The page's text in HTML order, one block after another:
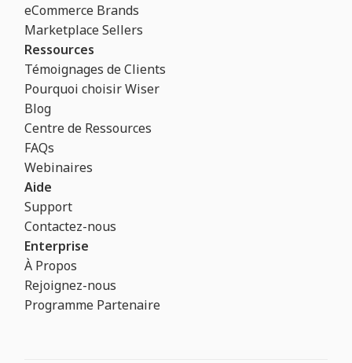
eCommerce Brands
Marketplace Sellers
Ressources
Témoignages de Clients
Pourquoi choisir Wiser
Blog
Centre de Ressources
FAQs
Webinaires
Aide
Support
Contactez-nous
Enterprise
À Propos
Rejoignez-nous
Programme Partenaire